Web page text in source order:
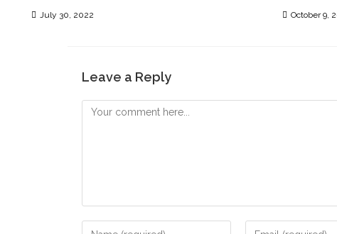
July 30, 2022 October 9,
Leave a Reply
Comment
Enter Enter